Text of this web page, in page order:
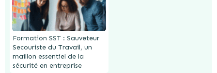
Formation SST : Sauveteur
Secouriste du Travail, un
maillon essentiel de la
sécurité en entreprise